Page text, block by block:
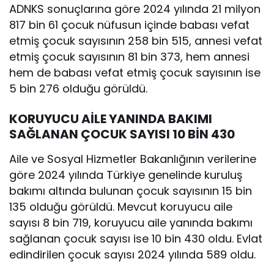
ADNKS sonuçlarına göre 2024 yılında 21 milyon
817 bin 61 çocuk nüfusun içinde babası vefat
etmiş çocuk sayısının 258 bin 515, annesi vefat
etmiş çocuk sayısının 81 bin 373, hem annesi
hem de babası vefat etmiş çocuk sayısının ise
5 bin 276 olduğu görüldü.
KORUYUCU AİLE YANINDA BAKIMI
SAĞLANAN ÇOCUK SAYISI 10 BİN 430
Aile ve Sosyal Hizmetler Bakanlığının verilerine
göre 2024 yılında Türkiye genelinde kuruluş
bakımı altında bulunan çocuk sayısının 15 bin
135 olduğu görüldü. Mevcut koruyucu aile
sayısı 8 bin 719, koruyucu aile yanında bakımı
sağlanan çocuk sayısı ise 10 bin 430 oldu. Evlat
edindirilen çocuk sayısı 2024 yılında 589 oldu.